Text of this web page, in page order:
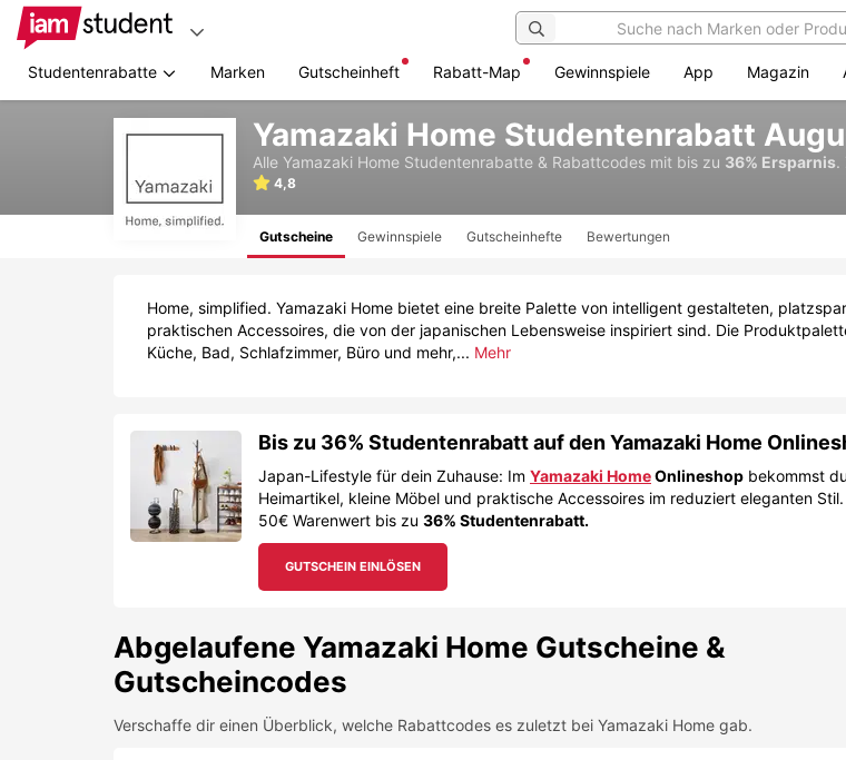
Studentenrabatte Marken Gutscheinheft Rabatt-Map Gewinnspiele App Magazin
Yamazaki Home Studentenrabatt
Alle Yamazaki Home Studentenrabatte & Rabattcodes mit bis zu 36% Ersparnis.
4,8
Gutscheine Gewinnspiele Gutscheinhefte Bewertungen
Home, simplified. Yamazaki Home bietet eine breite Palette von intelligent gestalteten,
praktischen Accessoires, die von der japanischen Lebensweise inspiriert sind. Die
Küche, Bad, Schlafzimmer, Büro und mehr,... Mehr
Bis zu 36% Studentenrabatt auf den Yamazaki Home
Japan-Lifestyle für dein Zuhause: Im Yamazaki HomeOnlineshop bekommst du
Heimartikel, kleine Möbel und praktische Accessoires im reduziert eleganten
50€ Warenwert bis zu 36% Studentenrabatt.
GUTSCHEIN EINLÖSEN
Abgelaufene Yamazaki Home Gutscheine &
Gutscheincodes
Verschaffe dir einen Überblick, welche Rabattcodes es zuletzt bei Yamazaki Home gab.